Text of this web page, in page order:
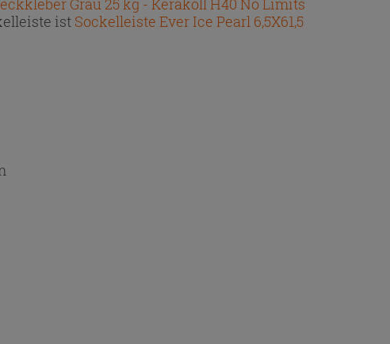
Grau 25 kg - Kerakoll H40 No Limits
ist Sockelleiste Ever Ice Pearl 6,5X61,5